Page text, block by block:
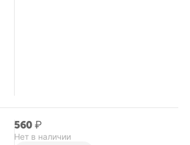
‍560‍₽
Нет в наличии